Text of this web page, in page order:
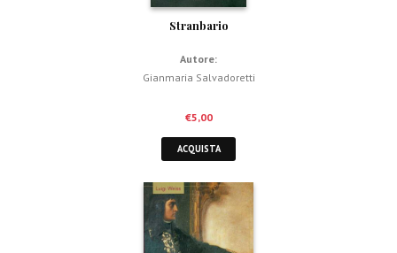
Stranbario
Autore:
Gianmaria Salvadoretti
€5,00
ACQUISTA